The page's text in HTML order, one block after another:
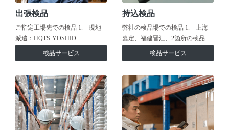
出張検品
ご指定工場先での検品 1. 現地
派遣：HQTS-YOSHID…
検品サービス
持込検品
弊社の検品場での検品 1. 上海
嘉定、福建晋江、2箇所の検品…
検品サービス